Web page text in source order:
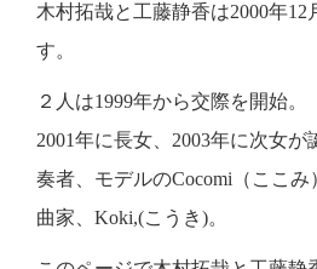
木村拓哉と工藤静香は2000年
す。
２人は1999年から交際を開始。
2001年に長女、2003年に次女が
奏者、モデルのCocomi（ここ
曲家、Koki,(こうき)。